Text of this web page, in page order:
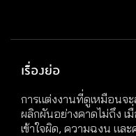
เรื่องย่อ
การแต่งงานที่ดูเหมือนจ
ผลิกผันอย่างคาดไม่ถึง เ
เข้าใจผิด, ความฉงน แล